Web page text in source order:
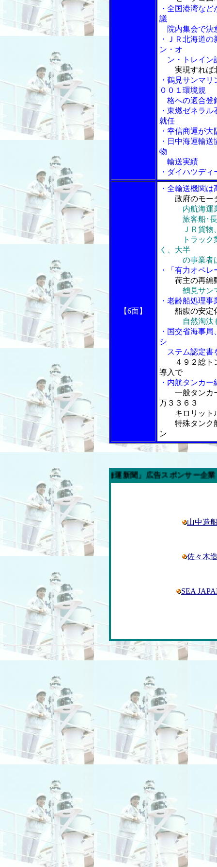
・全国港湾な
議
院内集会で決
・ＪＲ北海道
ン・オ
ン・トレイン
実現すれば
・鶴見サンマ
００１環境規
格への適合登
・東燃ゼネラ
就任
・幸信商運が
・日中海運輸
物
輸送実績
・ダイハツデ
【6面】
・全輸送機関
政府のモー
内航海運
旅客船･長距
ＪＲ貨物、
トラック業
く、大半
の事業者は
・「有力オペ
荷主の再編
鶴見サンマ
・老齢船処理
船腹の安定
自然淘汰
・国交省海事
シ
ステム認定書
４９２総ト
導入で
・内航タンカ
一般タンカ
万３３６３
キロリット
特殊タンク船
ン
の「内航海運新聞」広告スポンサー企業
山中造
佐々木
SEA